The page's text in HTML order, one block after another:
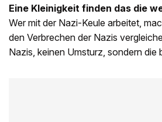
Eine Kleinigkeit finden das die
Wer mit der Nazi-Keule arbeitet,
den Verbrechen der Nazis
Nazis, keinen Umsturz, sondern